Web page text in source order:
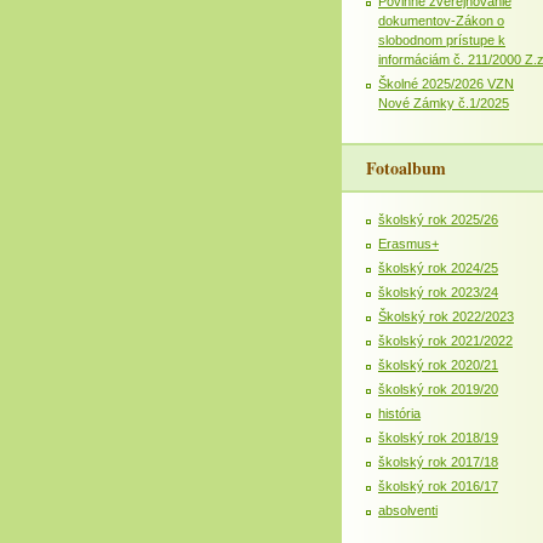
dokumentov-Zákon o
slobodnom prístupe k
informáciám č. 211/2000 Z.z
Školné 2025/2026 VZN
Nové Zámky č.1/2025
Fotoalbum
školský rok 2025/26
Erasmus+
školský rok 2024/25
školský rok 2023/24
Školský rok 2022/2023
školský rok 2021/2022
školský rok 2020/21
školský rok 2019/20
história
školský rok 2018/19
školský rok 2017/18
školský rok 2016/17
absolventi